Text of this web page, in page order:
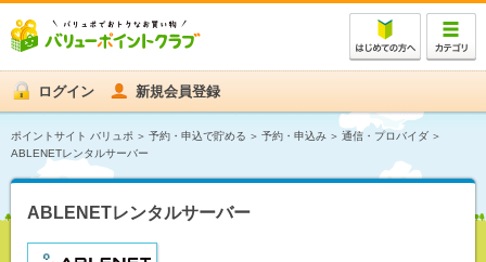
ログイン 新規会員登録
ポイントサイト バリュポ 予約・申込で貯める 予約・申込み
通信・プロバイダ
ABLENETレンタルサーバー
ABLENETレンタルサーバー